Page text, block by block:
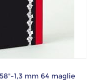
1,3 mm 64 maglie